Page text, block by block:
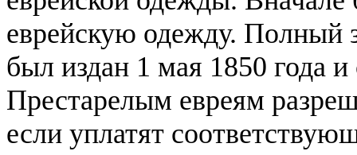
еврейскую одежду. Полный
был издан 1 мая 1850 года и
Престарелым евреям
если уплатят